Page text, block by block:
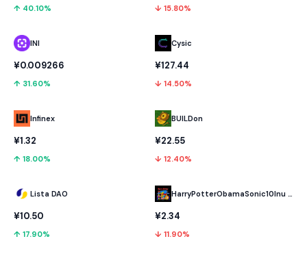
↑ 40.10%
INI
¥0.009266
↑ 31.60%
Infinex
¥1.32
↑ 18.00%
Lista DAO
¥10.50
↑ 17.90%
↓ 15.80%
Cysic
¥127.44
↓ 14.50%
BUILDon
¥22.55
↓ 12.40%
HarryPotterObamaSonic10Inu (ETH)
¥2.34
↓ 11.90%